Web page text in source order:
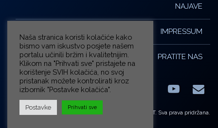
NAJAVE
IMPRESSUM
PRATITE NAS
FacebookLinkedIn E-
© ZG-KULT. Sva prava pridržana.
Naša stranica koristi kolačiće kako
bismo vam iskustvo posjete našem
portalu učinili bržim i kvalitetnijim.
Klikom na "Prihvati sve" pristajete na
korištenje SVIH kolačića, no svoj
pristanak možete kontrolirati kroz
izbornik "Postavke kolačića".
Postavke Prihvati sve